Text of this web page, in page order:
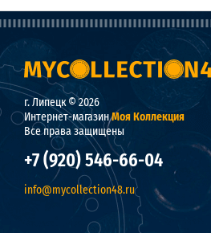
г. Липецк © 2026
Интернет-магазинМоя Коллекция
Все права защищены
+7 (920) 546-66-04
info@mycollection48.ru